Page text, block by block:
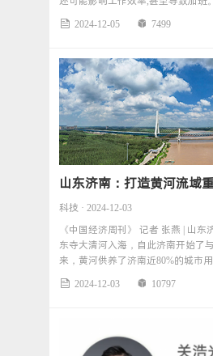
发了一款创新的
 2024-12-05  7499
山东济南：打造黄河流域
科技 · 2024-12-03
《中国经济周刊》 记者 张燕 | 山
东夺大清河入海，自此济南开始了
来，黄河供养了济南近80%的城市
证
 2024-12-03  10797